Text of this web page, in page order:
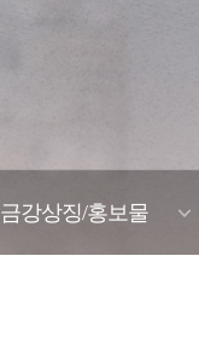
금강상징/홍보물